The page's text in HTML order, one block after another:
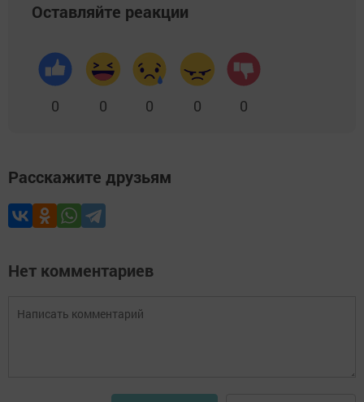
Оставляйте реакции
0 0 0 0 0
Расскажите друзьям
Нет комментариев